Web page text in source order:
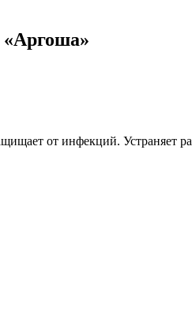
«Аргоша»
от инфекций. Устраняет